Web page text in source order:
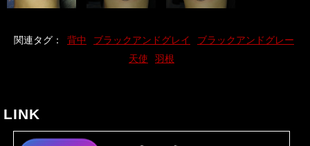
関連タグ： 背中 ブラックアンドグレイ
ブラックアンドグレー
天使
羽根
LINK